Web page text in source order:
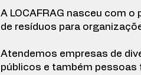
A LOCAFRAG nasceu com
de resíduos para
Atendemos empresas de
públicos e também